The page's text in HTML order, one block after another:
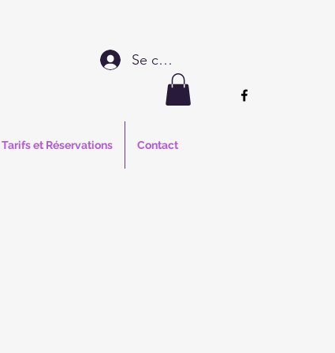
Tarifs et Réservations Contact
Se connecter